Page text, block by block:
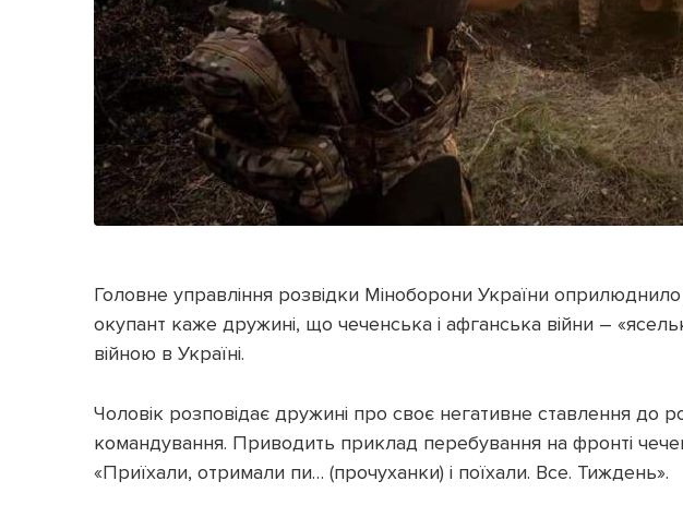
Головне управління розвідки Міноборони України
окупант каже дружині, що чеченська і афганська війни –
війною в Україні.
Чоловік розповідає дружині про своє негативне ставлення до
командування. Приводить приклад перебування на фронті
«Приїхали, отримали пи… (прочуханки) і поїхали. Все. Тиждень».